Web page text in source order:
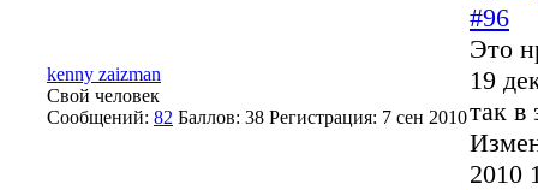
kenny zaizman
Свой человек
Сообщений: 82 Баллов: 38 Регистрация: 7 сен 2010
#96
Это
19
так в
2010